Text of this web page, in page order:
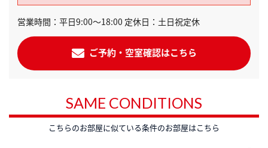
営業時間：平日9:00～18:00 定休日：土日祝定休
ご予約・空室確認はこちら
SAME CONDITIONS
こちらのお部屋に似ている条件のお部屋はこちら